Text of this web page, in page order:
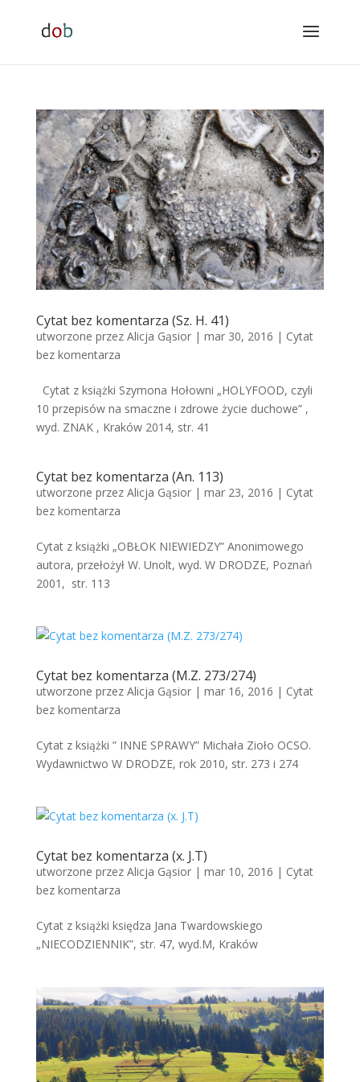
Cytat bez komentarza (Sz. H. 41)
utworzone przez Alicja Gąsior| mar 30, 2016 | Cytat
bez komentarza
Cytat z książki Szymona Hołowni „HOLYFOOD, czyli
10 przepisów na smaczne i zdrowe życie duchowe” ,
wyd. ZNAK , Kraków 2014, str. 41
Cytat bez komentarza (An. 113)
utworzone przez Alicja Gąsior| mar 23, 2016 | Cytat
bez komentarza
Cytat z książki „OBŁOK NIEWIEDZY” Anonimowego
autora, przełożył W. Unolt, wyd. W DRODZE, Poznań
2001, str. 113
Cytat bez komentarza (M.Z. 273/274)
utworzone przez Alicja Gąsior| mar 16, 2016 | Cytat
bez komentarza
Cytat z książki ” INNE SPRAWY” Michała Zioło OCSO.
Wydawnictwo W DRODZE, rok 2010, str. 273 i 274
Cytat bez komentarza (x. J.T)
utworzone przez Alicja Gąsior| mar 10, 2016 | Cytat
bez komentarza
Cytat z książki księdza Jana Twardowskiego
„NIECODZIENNIK”, str. 47, wyd.M, Kraków